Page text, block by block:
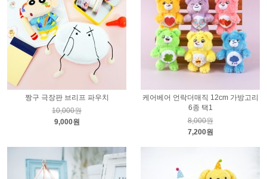
짱구 극장판 브리프 파우치
10,000원
9,000원
케어베어 언락더매직 12cm 가방고리
6종 택1
8,000원
7,200원